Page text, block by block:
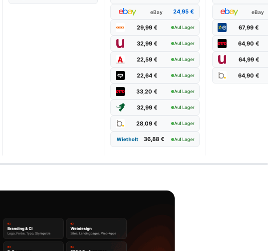
eBay 24,95 €
29,99 € Auf Lager
32,99 € Auf Lager
22,59 € Auf Lager
22,64 € Auf Lager
33,20 € Auf Lager
32,99 € Auf Lager
28,09 € Auf Lager
36,88 € Auf Lager
eBay
67,99 €
64,90 €
64,99 €
64,90 €
Vergleich: